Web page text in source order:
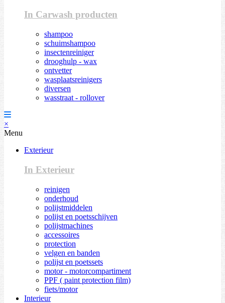
In Carwash producten
shampoo
schuimshampoo
insectenreiniger
drooghulp - wax
ontvetter
wasplaatsreinigers
diversen
wasstraat - rollover
×
Menu
Exterieur
In Exterieur
reinigen
onderhoud
polijstmiddelen
polijst en poetsschijven
polijstmachines
accessoires
protection
velgen en banden
polijst en poetssets
motor - motorcompartiment
PPF ( paint protection film)
fiets/motor
Interieur